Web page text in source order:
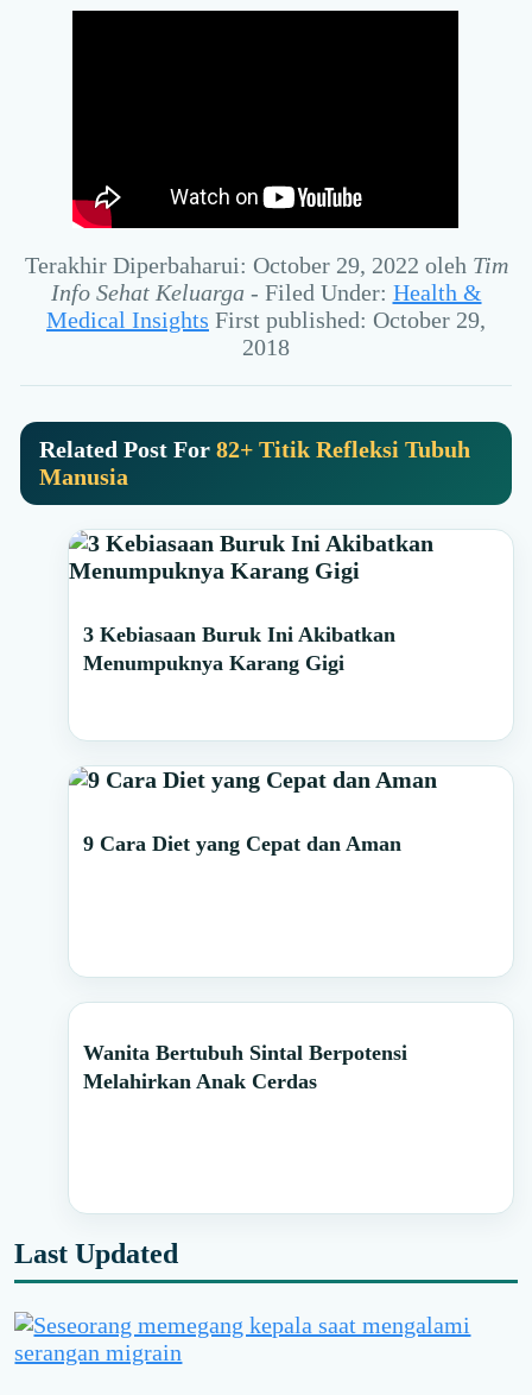
Terakhir Diperbaharui: October 29, 2022 oleh Tim
Info Sehat Keluarga- Filed Under: Health &
Medical Insights First published: October 29,
2018
Related Post For 82+ Titik Refleksi Tubuh
Manusia
3 Kebiasaan Buruk Ini Akibatkan
Menumpuknya Karang Gigi
9 Cara Diet yang Cepat dan Aman
Wanita Bertubuh Sintal Berpotensi
Melahirkan Anak Cerdas
Sidebar
Last Updated